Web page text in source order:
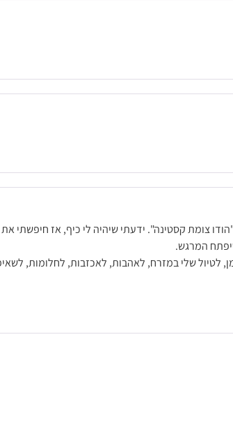
צומת קסטינה". ידעתי שיהיה לי כיף, אז חיפשתי
המרגש.
לטיול שלי במזרח, לאהבות, לאכזבות, לחלומות,